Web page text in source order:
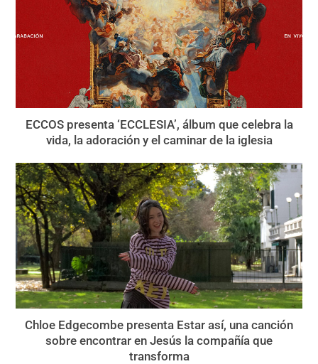
ECCOS presenta ‘ECCLESIA’, álbum que celebra la
vida, la adoración y el caminar de la iglesia
Chloe Edgecombe presenta Estar así, una canción
sobre encontrar en Jesús la compañía que
transforma